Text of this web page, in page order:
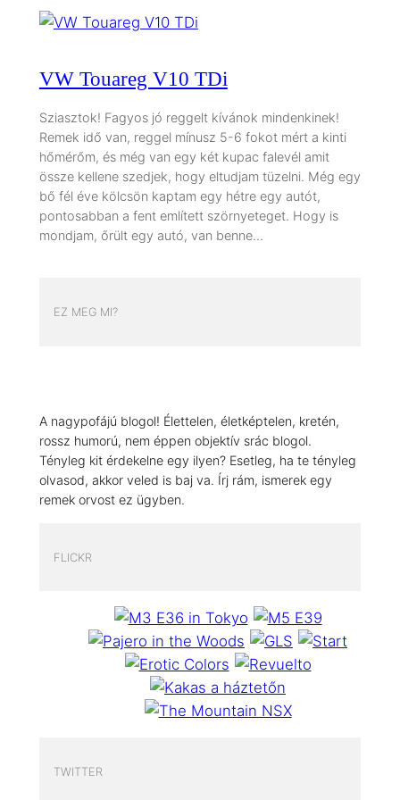
VW Touareg V10 TDi
Sziasztok! Fagyos jó reggelt kívánok mindenkinek!
Remek idő van, reggel mínusz 5-6 fokot mért a kinti
hőmérőm, és még van egy két kupac falevél amit
össze kellene szedjek, hogy eltudjam tüzelni. Még egy
bő fél éve kölcsön kaptam egy hétre egy autót,
pontosabban a fent említett szörnyeteget. Hogy is
mondjam, őrült egy autó, van benne…
EZ MEG MI?
A nagypofájú blogol! Élettelen, életképtelen, kretén,
rossz humorú, nem éppen objektív srác blogol.
Tényleg kit érdekelne egy ilyen? Esetleg, ha te tényleg
olvasod, akkor veled is baj va. Írj rám, ismerek egy
remek orvost ez ügyben.
FLICKR
TWITTER